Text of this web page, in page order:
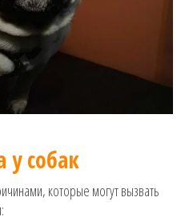
у собак
которые могут вызвать